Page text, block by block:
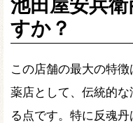
すか？
この店舗の最大の特
薬店として、伝統的
る点です。特に反魂